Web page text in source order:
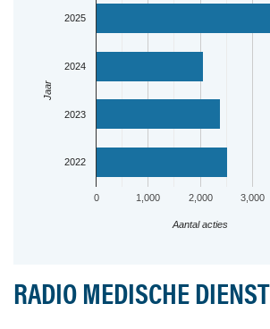
0 1,000 2,000 3,000
2025
2024
2023
2022
Aantal acties
Jaar
RADIO MEDISCHE DIENST